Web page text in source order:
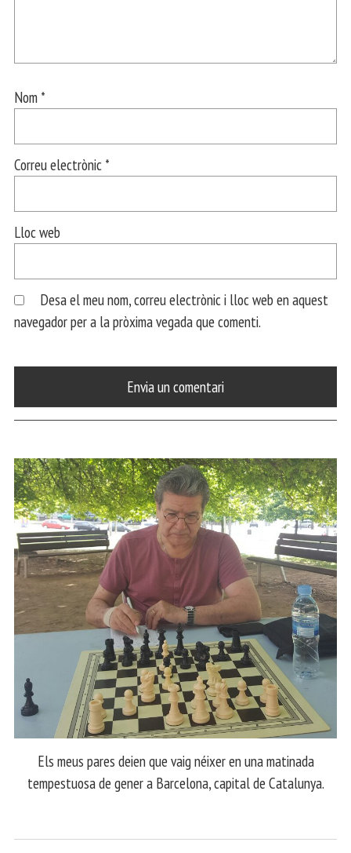
Nom *
Correu electrònic *
Lloc web
Desa el meu nom, correu electrònic i lloc web en aquest
navegador per a la pròxima vegada que comenti.
Els meus pares deien que vaig néixer en una matinada
tempestuosa de gener a Barcelona, capital de Catalunya.